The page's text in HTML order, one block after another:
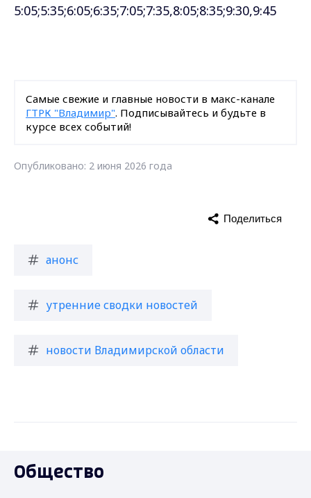
5:05;5:35;6:05;6:35;7:05;7:35,8:05;8:35;9:30,9:45
Самые свежие и главные новости в макс-канале
ГТРК "Владимир". Подписывайтесь и будьте в
курсе всех событий!
Опубликовано: 2 июня 2026 года
анонс
утренние сводки новостей
новости Владимирской области
Поделиться
Общество